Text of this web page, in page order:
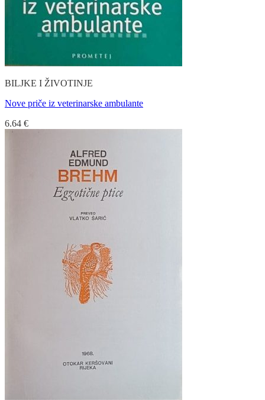
BILJKE I ŽIVOTINJE
Nove priče iz veterinarske ambulante
6.64 €